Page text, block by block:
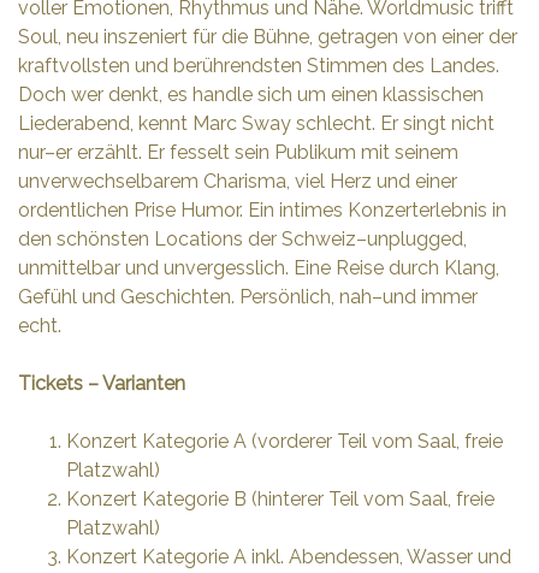
voller Emotionen, Rhythmus und Nähe. Worldmusic trifft
Soul, neu inszeniert für die Bühne, getragen von einer der
kraftvollsten und berührendsten Stimmen des Landes.
Doch wer denkt, es handle sich um einen klassischen
Liederabend, kennt Marc Sway schlecht. Er singt nicht
nur–er erzählt. Er fesselt sein Publikum mit seinem
unverwechselbarem Charisma, viel Herz und einer
ordentlichen Prise Humor. Ein intimes Konzerterlebnis in
den schönsten Locations der Schweiz–unplugged,
unmittelbar und unvergesslich. Eine Reise durch Klang,
Gefühl und Geschichten. Persönlich, nah–und immer
echt.
Tickets – Varianten
Konzert Kategorie A (vorderer Teil vom Saal, freie
Platzwahl)
Konzert Kategorie B (hinterer Teil vom Saal, freie
Platzwahl)
Konzert Kategorie A inkl. Abendessen, Wasser und